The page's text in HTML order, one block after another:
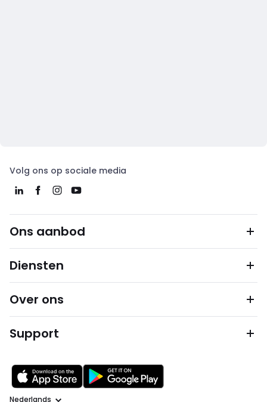
Volg ons op sociale media
Ons aanbod
Diensten
Over ons
Support